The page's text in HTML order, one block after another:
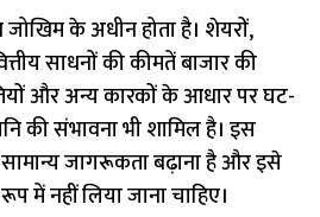
के अधीन होता है। शेयरों,
साधनों की कीमतें बाजार की
और अन्य कारकों के आधार पर घट-
की संभावना भी शामिल है। इस
जागरूकता बढ़ाना है और इसे
में नहीं लिया जाना चाहिए।